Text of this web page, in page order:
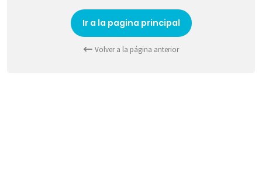
Ir a la pagina principal
Volver a la página anterior